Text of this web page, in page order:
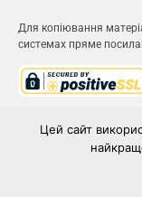
Для копіювання
системах пряме
ІВС
Цей сайт